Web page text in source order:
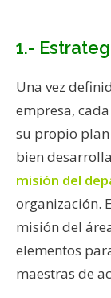
1.-
Una vez
empresa,
su propio plan
bien
misión del
organización.
misión del
elementos
maestras de